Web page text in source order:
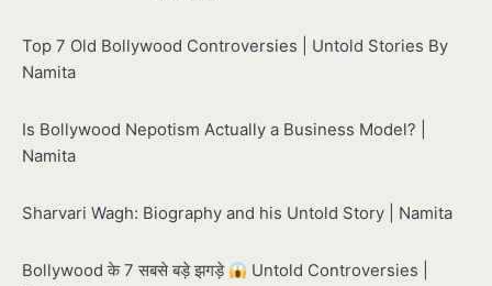
Top 7 Old Bollywood Controversies | Untold Stories By
Namita
Is Bollywood Nepotism Actually a Business Model? |
Namita
Sharvari Wagh: Biography and his Untold Story | Namita
Bollywood के 7 सबसे बड़े झगड़े
Untold Controversies |